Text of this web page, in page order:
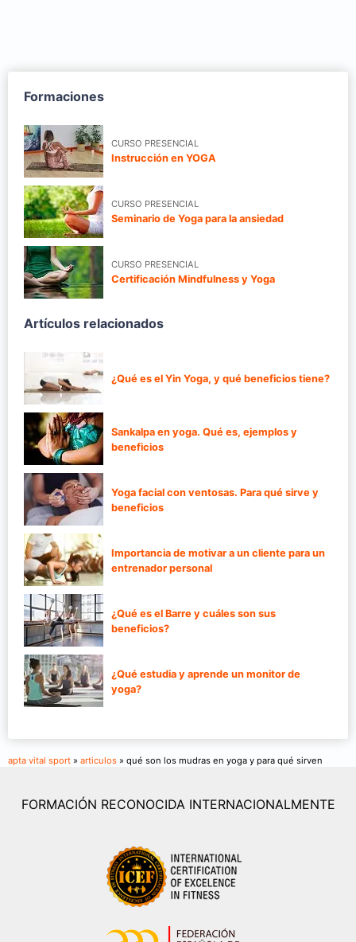
Formaciones
CURSO PRESENCIAL
Instrucción en YOGA
CURSO PRESENCIAL
Seminario de Yoga para la ansiedad
CURSO PRESENCIAL
Certificación Mindfulness y Yoga
Artículos relacionados
¿Qué es el Yin Yoga, y qué beneficios tiene?
Sankalpa en yoga. Qué es, ejemplos y
beneficios
Yoga facial con ventosas. Para qué sirve y
beneficios
Importancia de motivar a un cliente para un
entrenador personal
¿Qué es el Barre y cuáles son sus
beneficios?
¿Qué estudia y aprende un monitor de
yoga?
apta vital sport » articulos » qué son los mudras en yoga y para qué sirven
FORMACIÓN RECONOCIDA INTERNACIONALMENTE